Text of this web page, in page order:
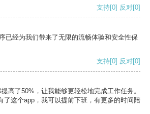
支持[0] 反对[0]
已经为我们带来了无限的流畅体验和安全性保
支持[0] 反对[0]
高了50%，让我能够更轻松地完成工作任务。
了这个app，我可以提前下班，有更多的时间陪